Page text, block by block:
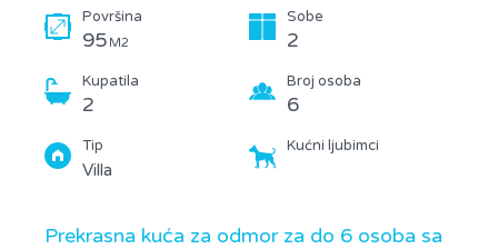
Površina
95 M2
Sobe
2
Kupatila
2
Broj osoba
6
Tip
Villa
Kućni ljubimci
Prekrasna kuća za odmor za do 6 osoba sa